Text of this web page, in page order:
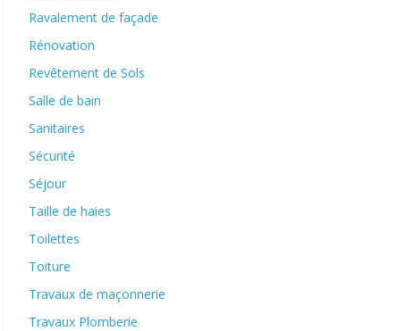
Ravalement de façade
Rénovation
Revêtement de Sols
Salle de bain
Sanitaires
Sécurité
Séjour
Taille de haies
Toilettes
Toiture
Travaux de maçonnerie
Travaux Plomberie